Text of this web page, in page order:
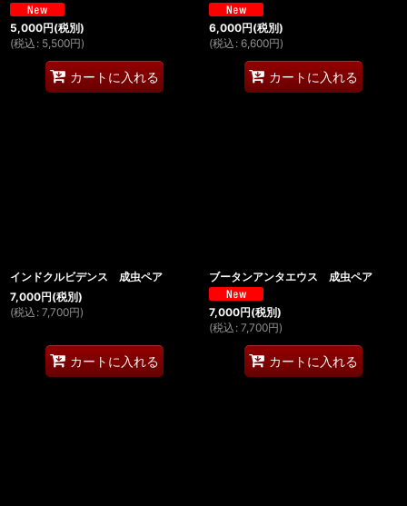
5,000円(税別)
(税込 : 5,500円)
カートに入れる
6,000円(税別)
(税込 : 6,600円)
カートに入れる
インドクルビデンス 成虫ペア
7,000円(税別)
(税込 : 7,700円)
カートに入れる
ブータンアンタエウス 成虫ペア
7,000円(税別)
(税込 : 7,700円)
カートに入れる